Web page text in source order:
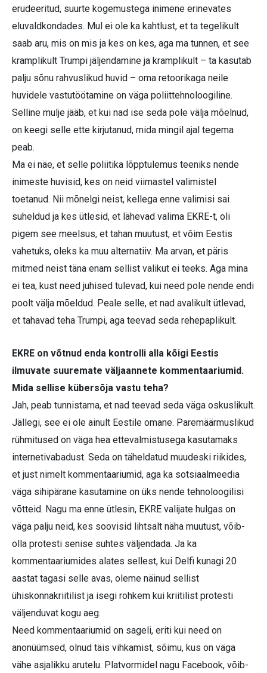
erudeeritud, suurte kogemustega inimene erinevates
eluvaldkondades. Mul ei ole ka kahtlust, et ta tegelikult
saab aru, mis on mis ja kes on kes, aga ma tunnen, et see
kramplikult Trumpi jäljendamine ja kramplikult – ta kasutab
palju sõnu rahvuslikud huvid – oma retoorikaga neile
huvidele vastutöötamine on väga poliittehnoloogiline.
Selline mulje jääb, et kui nad ise seda pole välja mõelnud,
on keegi selle ette kirjutanud, mida mingil ajal tegema
peab.
Ma ei näe, et selle poliitika lõpptulemus teeniks nende
inimeste huvisid, kes on neid viimastel valimistel
toetanud. Nii mõnelgi neist, kellega enne valimisi sai
suheldud ja kes ütlesid, et lähevad valima EKRE-t, oli
pigem see meelsus, et tahan muutust, et võim Eestis
vahetuks, oleks ka muu alternatiiv. Ma arvan, et päris
mitmed neist täna enam sellist valikut ei teeks. Aga mina
ei tea, kust need juhised tulevad, kui need pole nende endi
poolt välja mõeldud. Peale selle, et nad avalikult ütlevad,
et tahavad teha Trumpi, aga teevad seda rehepaplikult.
EKRE on võtnud enda kontrolli alla kõigi Eestis
ilmuvate suuremate väljaannete kommentaariumid.
Mida sellise kübersõja vastu teha?
Jah, peab tunnistama, et nad teevad seda väga oskuslikult.
Jällegi, see ei ole ainult Eestile omane. Paremäärmuslikud
rühmitused on väga hea ettevalmistusega kasutamaks
internetivabadust. Seda on täheldatud muudeski riikides,
et just nimelt kommentaariumid, aga ka sotsiaalmeedia
väga sihipärane kasutamine on üks nende tehnoloogilisi
võtteid. Nagu ma enne ütlesin, EKRE valijate hulgas on
väga palju neid, kes soovisid lihtsalt näha muutust, võib-
olla protesti senise suhtes väljendada. Ja ka
kommentaariumides alates sellest, kui Delfi kunagi 20
aastat tagasi selle avas, oleme näinud sellist
ühiskonnakriitilist ja isegi rohkem kui kriitilist protesti
väljenduvat kogu aeg.
Need kommentaariumid on sageli, eriti kui need on
anonüümsed, olnud täis vihkamist, sõimu, kus on väga
vähe asjalikku arutelu. Platvormidel nagu Facebook, võib-